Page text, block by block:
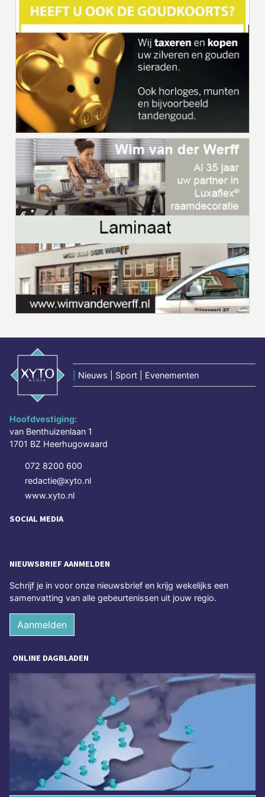
Nieuws | Sport | Evenementen
Hoofdvestiging:
van Benthuizenlaan 1
1701 BZ Heerhugowaard
072 8200 600
redactie@xyto.nl
www.xyto.nl
SOCIAL MEDIA
NIEUWSBRIEF AANMELDEN
Schrijf je in voor onze nieuwsbrief en krijg wekelijks een
samenvatting van alle gebeurtenissen uit jouw regio.
Aanmelden
ONLINE DAGBLADEN